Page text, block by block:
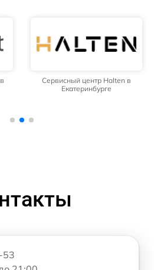
Сервисный центр Halten в
Екатеринбурге
53